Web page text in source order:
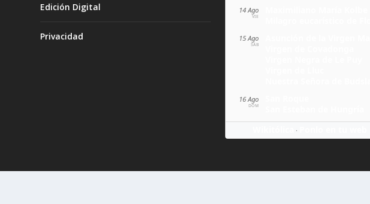
Edición Digital
Privacidad
14 Ago
VIE
15 Ago
SÁB
16 Ago
DOM
·